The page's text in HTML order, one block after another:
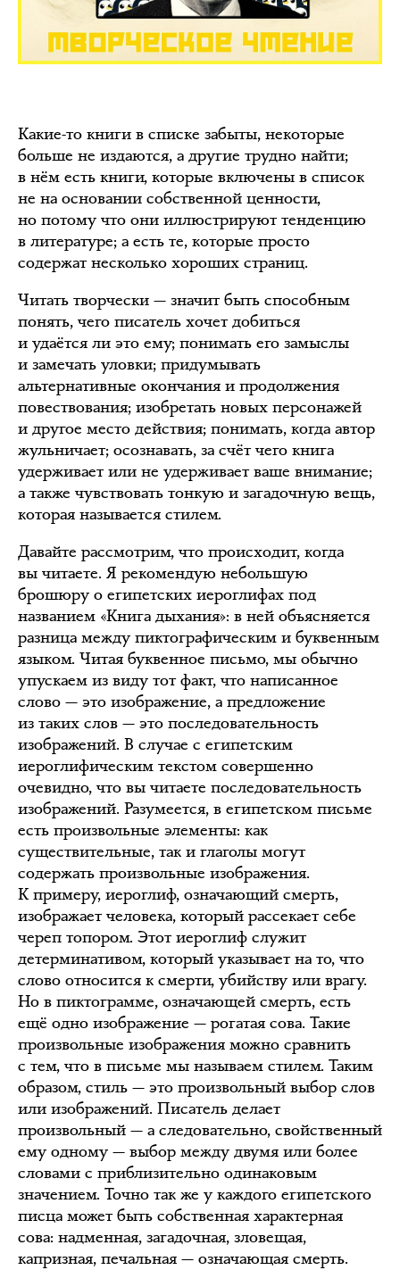
Какие-то книги в списке забыты, некоторые
больше не издаются, а другие трудно найти;
в нём есть книги, которые включены в список
не на основании собственной ценности,
но потому что они иллюстрируют тенденцию
в литературе; а есть те, которые просто
содержат несколько хороших страниц.
Читать творчески — значит быть способным
понять, чего писатель хочет добиться
и удаётся ли это ему; понимать его замыслы
и замечать уловки; придумывать
альтернативные окончания и продолжения
повествования; изобретать новых персонажей
и другое место действия; понимать, когда автор
жульничает; осознавать, за счёт чего книга
удерживает или не удерживает ваше внимание;
а также чувствовать тонкую и загадочную вещь,
которая называется стилем.
Давайте рассмотрим, что происходит, когда
вы читаете. Я рекомендую небольшую
брошюру о египетских иероглифах под
названием «Книга дыхания»: в ней объясняется
разница между пиктографическим и буквенным
языком. Читая буквенное письмо, мы обычно
упускаем из виду тот факт, что написанное
слово — это изображение, а предложение
из таких слов — это последовательность
изображений. В случае с египетским
иероглифическим текстом совершенно
очевидно, что вы читаете последовательность
изображений. Разумеется, в египетском письме
есть произвольные элементы: как
существительные, так и глаголы могут
содержать произвольные изображения.
К примеру, иероглиф, означающий смерть,
изображает человека, который рассекает себе
череп топором. Этот иероглиф служит
детерминативом, который указывает на то, что
слово относится к смерти, убийству или врагу.
Но в пиктограмме, означающей смерть, есть
ещё одно изображение — рогатая сова. Такие
произвольные изображения можно сравнить
с тем, что в письме мы называем стилем. Таким
образом, стиль — это произвольный выбор слов
или изображений. Писатель делает
произвольный — а следовательно, свойственный
ему одному — выбор между двумя или более
словами с приблизительно одинаковым
значением. Точно так же у каждого египетского
писца может быть собственная характерная
сова: надменная, загадочная, зловещая,
капризная, печальная — означающая смерть.